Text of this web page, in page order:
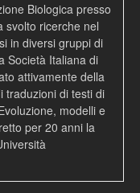
Biologica presso
svolto ricerche nel
in diversi gruppi di
Società Italiana di
attivamente della
traduzioni di testi di
modelli e
per 20 anni la